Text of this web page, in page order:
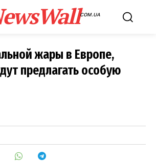
COM.UA
жары в Европе,
предлагать особую